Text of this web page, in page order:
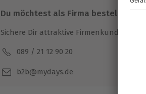
Du möchtest als Firma bestellen?
Sichere Dir attraktive Firmenkunden
089 / 21 12 90 20
b2b@mydays.de